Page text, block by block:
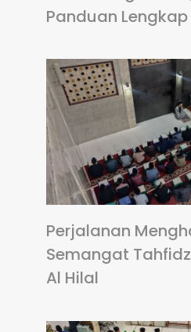
Panduan Lengkap
Perjalanan
Semangat
Al Hilal